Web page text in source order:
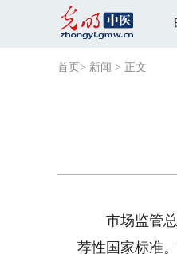
首页 > 新闻 > 正文
市场监管总
荐性国家标准